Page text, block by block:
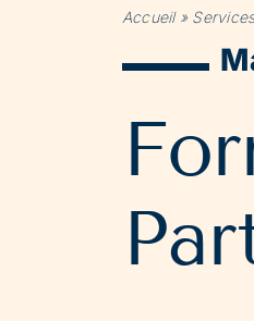
Accueil»